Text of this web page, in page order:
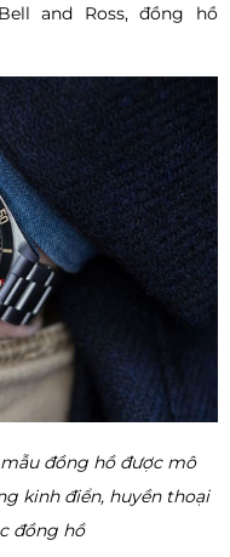
and Ross, đồng hồ
đồng hồ được mô
kinh điển, huyền thoại
đồng hồ